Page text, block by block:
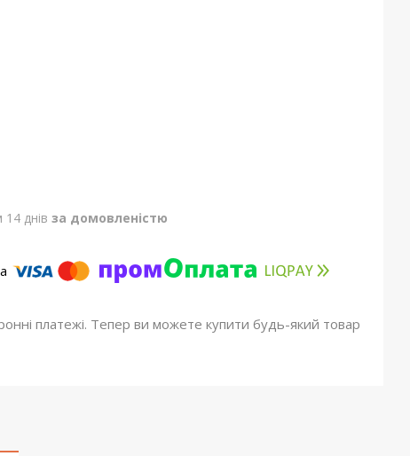
днів за домовленістю
платежі. Тепер ви можете купити будь-який товар